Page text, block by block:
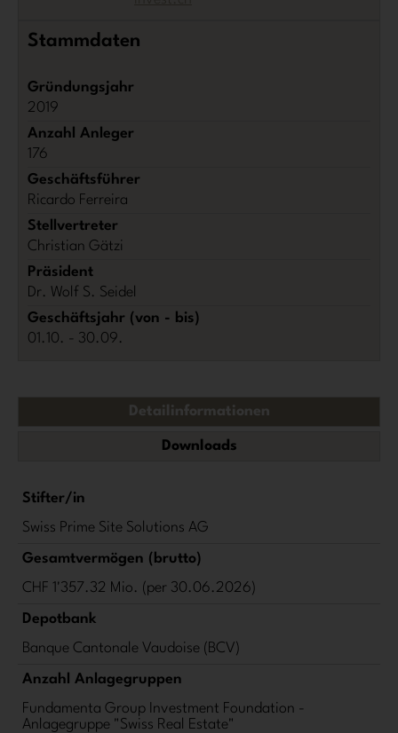
Detailinformationen
Downloads
Stifter/in
Swiss Prime Site Solutions AG
Gesamtvermögen (brutto)
CHF 1'357.32 Mio. (per 30.06.2026)
Depotbank
Banque Cantonale Vaudoise (BCV)
Anzahl Anlagegruppen
Fundamenta Group Investment Foundation -
Anlagegruppe "Swiss Real Estate"
Stammdaten
Gründungsjahr
2019
Anzahl Anleger
176
Geschäftsführer
Ricardo Ferreira
Stellvertreter
Christian Gätzi
Präsident
Dr. Wolf S. Seidel
Geschäftsjahr (von - bis)
01.10. - 30.09.